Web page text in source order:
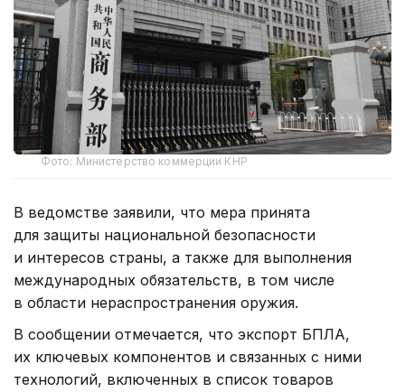
Фото: Министерство коммерции КНР
В ведомстве заявили, что мера принята
для защиты национальной безопасности
и интересов страны, а также для выполнения
международных обязательств, в том числе
в области нераспространения оружия.
В сообщении отмечается, что экспорт БПЛА,
их ключевых компонентов и связанных с ними
технологий, включенных в список товаров